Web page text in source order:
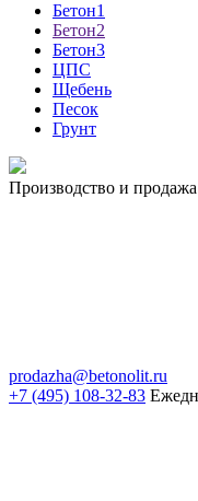
Бетон1
Бетон2
Бетон3
ЦПС
Щебень
Песок
Грунт
Производство и
prodazha@betonolit.ru
+7 (495) 108-32-83